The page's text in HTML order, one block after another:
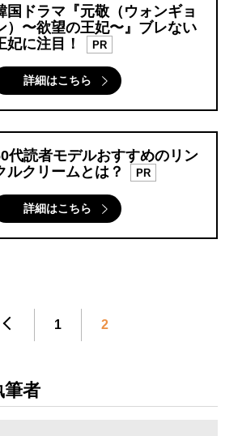
国ドラマ『元敬（ウォンギョ
）〜欲望の王妃〜』ブレない
妃に注目！
PR
詳細はこちら
代読者モデルおすすめのリン
ルクリームとは？
PR
詳細はこちら
1 2
筆者